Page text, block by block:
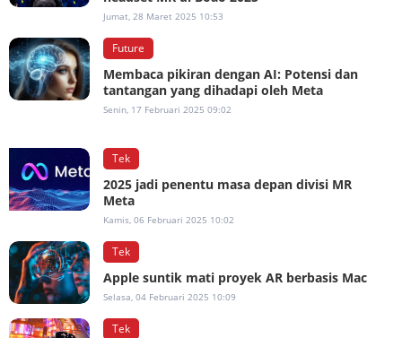
Jumat, 28 Maret 2025 10:53
Future
Membaca pikiran dengan AI: Potensi dan
tantangan yang dihadapi oleh Meta
Senin, 17 Februari 2025 09:02
Tek
2025 jadi penentu masa depan divisi MR
Meta
Kamis, 06 Februari 2025 10:02
Tek
Apple suntik mati proyek AR berbasis Mac
Selasa, 04 Februari 2025 10:09
Tek